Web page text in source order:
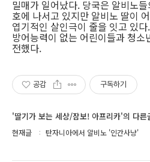
밀매가 일어났다. 당국은 알비노
호에 나서고 있지만 알비노 딸이
엽기적인 살인극이 줄을 잇고 있
방어능력이 없는 어린이들과 청소
전했다.
공감 구독하기
'딸기가 보는 세상/잠보! 아프리카'의 다른
현재글 탄자니아에서 알비노 '인간사냥'